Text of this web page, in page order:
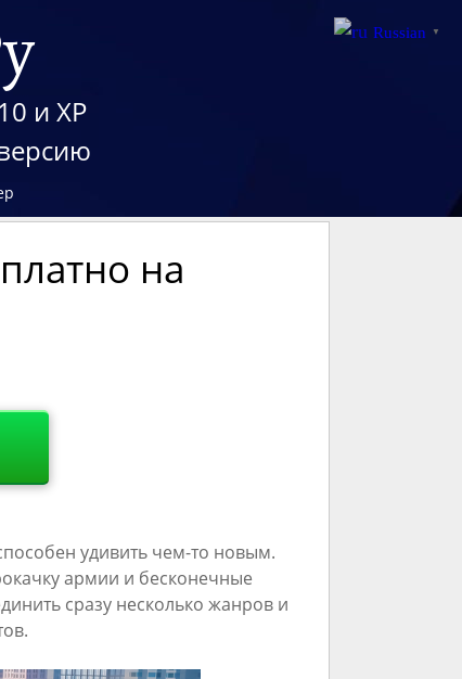
и XP
на
удивить чем-то новым.
армии и бесконечные
сразу несколько жанров и
Russian ▼